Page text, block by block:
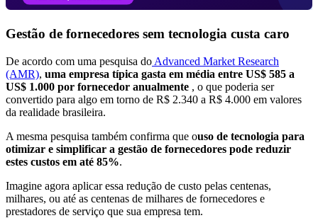
Gestão de fornecedores sem tecnologia custa caro
De acordo com uma pesquisa do Advanced Market Research
(AMR), uma empresa típica gasta em média entre US$ 585 a
US$ 1.000 por fornecedor anualmente , o que poderia ser
convertido para algo em torno de R$ 2.340 a R$ 4.000 em valores
da realidade brasileira.
A mesma pesquisa também confirma que ouso de tecnologia para
otimizar e simplificar a gestão de fornecedores pode reduzir
estes custos em até 85%.
Imagine agora aplicar essa redução de custo pelas centenas,
milhares, ou até as centenas de milhares de fornecedores e
prestadores de serviço que sua empresa tem.